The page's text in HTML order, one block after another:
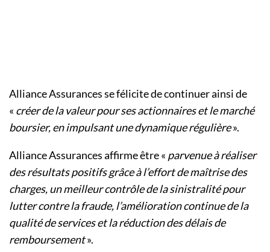
Alliance Assurances se félicite de continuer ainsi de
« créer de la valeur pour ses actionnaires et le marché
boursier, en impulsant une dynamique régulière».
Alliance Assurances affirme être « parvenue à réaliser
des résultats positifs grâce à l’effort de maîtrise des
charges, un meilleur contrôle de la sinistralité pour
lutter contre la fraude, l’amélioration continue de la
qualité de services et la réduction des délais de
remboursement».